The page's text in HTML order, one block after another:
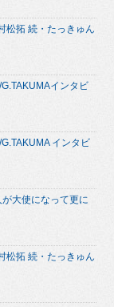
松拓 続・たっきゅん
インタビ
インタビ
大使になって更に
松拓 続・たっきゅん